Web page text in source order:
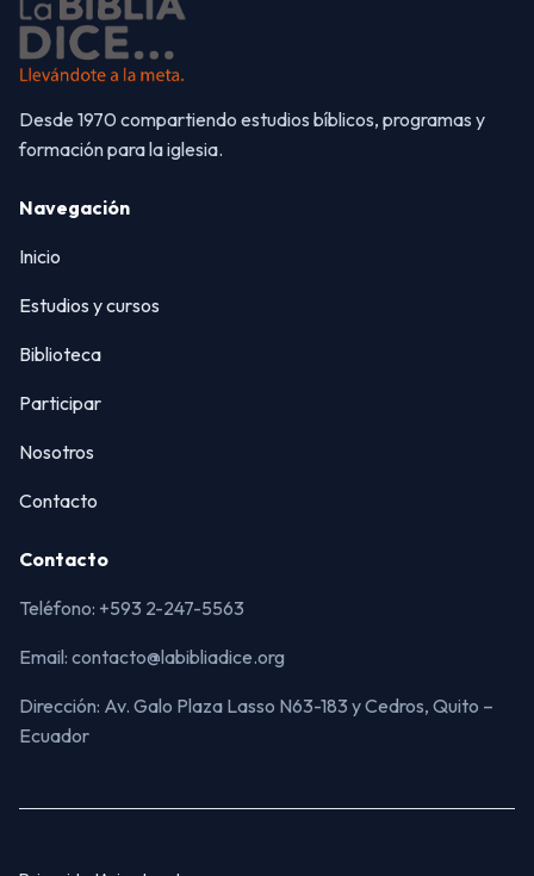
Desde 1970 compartiendo estudios bíblicos, programas y
formación para la iglesia.
Navegación
Inicio
Estudios y cursos
Biblioteca
Participar
Nosotros
Contacto
Contacto
Teléfono: +593 2-247-5563
Email: contacto@labibliadice.org
Dirección: Av. Galo Plaza Lasso N63-183 y Cedros, Quito –
Ecuador